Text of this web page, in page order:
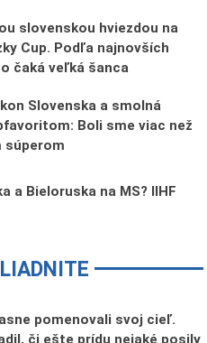
slovenskou hviezdou na
Cup. Podľa najnovších
čaká veľká šanca
Slovenska a smolná
Boli sme viac než
súperom
a Bieloruska na MS? IIHF
pomenovali svoj cieľ.
či ešte prídu nejaké posily